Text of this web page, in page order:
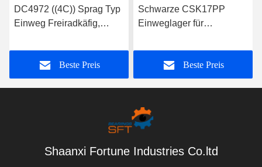
DC4972 ((4C)) Sprag Typ
Einweg Freiradkäfig,
Einwegkupplungslager
Beste Preis
Schwarze CSK17PP
Einweglager für
Reihe
Beste Preis
Shaanxi Fortune Industries Co.ltd